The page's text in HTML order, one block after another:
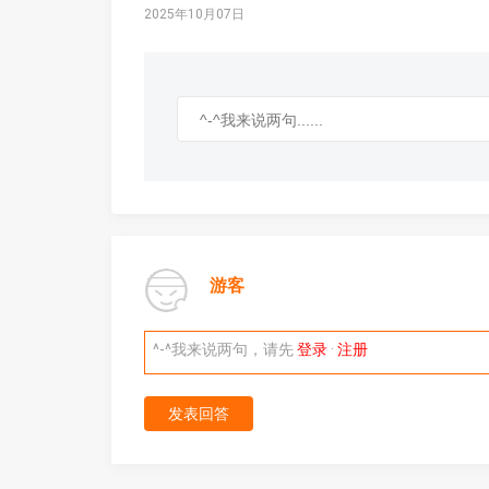
2025年10月07日
游客
^-^我来说两句，请先登录 · 注册
发表回答